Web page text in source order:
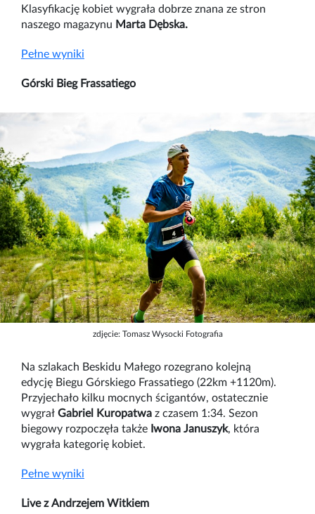
Klasyfikację kobiet wygrała dobrze znana ze stron
naszego magazynu Marta Dębska.
Pełne wyniki
Górski Bieg Frassatiego
zdjęcie: Tomasz Wysocki Fotografia
Na szlakach Beskidu Małego rozegrano kolejną
edycję Biegu Górskiego Frassatiego (22km +1120m).
Przyjechało kilku mocnych ścigantów, ostatecznie
wygrał Gabriel Kuropatwa z czasem 1:34. Sezon
biegowy rozpoczęła także Iwona Januszyk, która
wygrała kategorię kobiet.
Pełne wyniki
Live z Andrzejem Witkiem